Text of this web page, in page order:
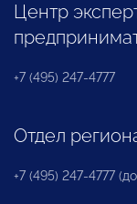
Центр
+7 (495) 247-4777
Отдел
+7 (495) 247-4777